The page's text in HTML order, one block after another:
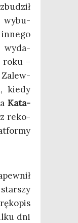
wybu­
wyda­
roku –
Zalew­
kie­dy
Kata­
reko­
dni